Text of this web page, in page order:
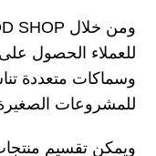
ومن خلال
للعملاء الحصول
وسماكات متعددة
للمشروعات الصغيرة
ويمكن تقسيم